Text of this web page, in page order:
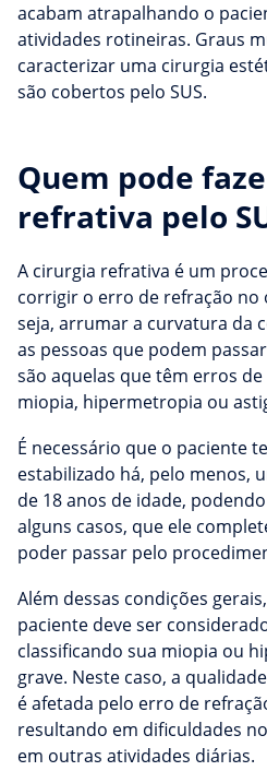
acabam atrapalhando o
atividades rotineiras. Graus
caracterizar uma cirurgia
são cobertos pelo SUS.
Quem pode
refrativa pelo
A cirurgia refrativa é um
corrigir o erro de refração no
seja, arrumar a curvatura da
as pessoas que podem
são aquelas que têm erros
miopia, hipermetropia ou
É necessário que o paciente
estabilizado há, pelo menos,
de 18 anos de idade,
alguns casos, que ele
poder passar pelo
Além dessas condições
paciente deve ser
classificando sua miopia ou
grave. Neste caso, a
é afetada pelo erro de
resultando em dificuldades
em outras atividades diárias.